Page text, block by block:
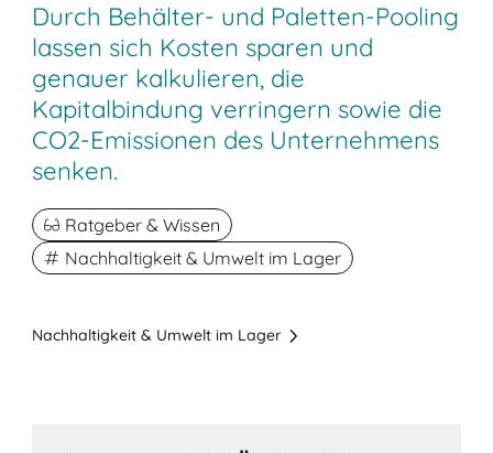
Durch Behälter- und Paletten-Pooling
lassen sich Kosten sparen und
genauer kalkulieren, die
Kapitalbindung verringern sowie die
CO2-Emissionen des Unternehmens
senken.
Ratgeber & Wissen
Nachhaltigkeit & Umwelt im Lager
Nachhaltigkeit & Umwelt im Lager